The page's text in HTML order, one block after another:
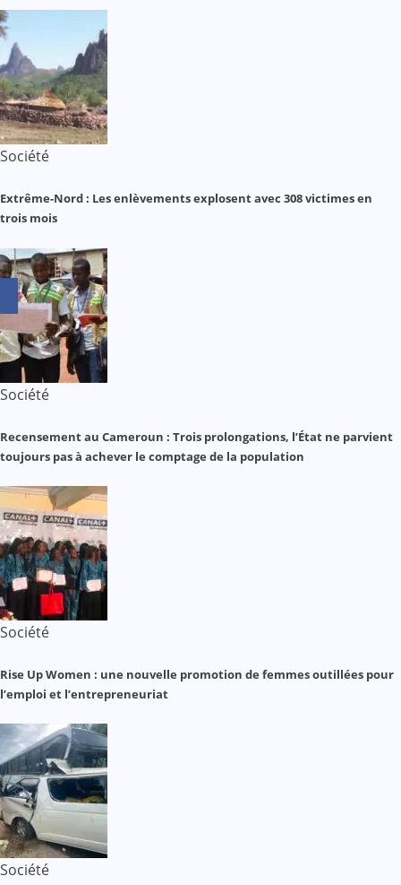
Société
Extrême-Nord : Les enlèvements explosent avec 308 victimes en
trois mois
Société
Recensement au Cameroun : Trois prolongations, l’État ne parvient
toujours pas à achever le comptage de la population
Société
Rise Up Women : une nouvelle promotion de femmes outillées pour
l’emploi et l’entrepreneuriat
Société